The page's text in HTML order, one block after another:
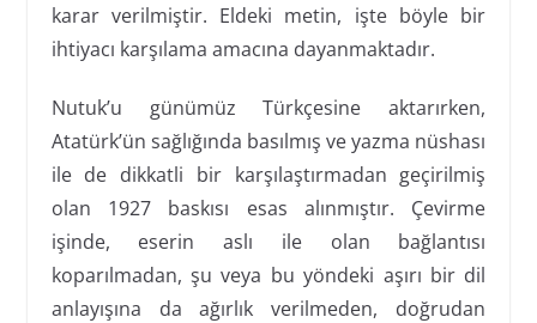
karar verilmiştir. Eldeki metin, işte böyle bir
ihtiyacı karşılama amacına dayanmaktadır.
Nutuk’u günümüz Türkçesine aktarırken,
Atatürk’ün sağlığında basılmış ve yazma nüshası
ile de dikkatli bir karşılaştırmadan geçirilmiş
olan 1927 baskısı esas alınmıştır. Çevirme
işinde, eserin aslı ile olan bağlantısı
koparılmadan, şu veya bu yöndeki aşırı bir dil
anlayışına da ağırlık verilmeden, doğrudan